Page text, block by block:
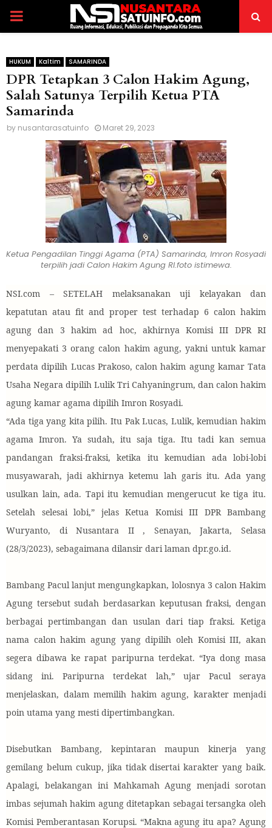
PRIMARY
HUKUM Kaltim SAMARINDA
DPR Tetapkan 3 Calon Hakim Agung,
Salah Satunya Terpilih Ketua PTA
Samarinda
by nusantarasatuinfo Maret 29, 2023
Ketua Pengadilan Tinggi Agama (PTA) Samarinda, Imron Rosyadi
terpilih jadi Calon Hakim Agung RI.foto istimewa.
NSI.com – SETELAH melaksanakan uji kelayakan dan
kepatutan atau fit and proper test terhadap 6 calon hakim
agung dan 3 hakim ad hoc, akhirnya Komisi III DPR RI
menyepakati 3 orang calon hakim agung, yakni untuk kamar
perdata dipilih Lucas Prakoso, calon hakim agung kamar Tata
Usaha Negara dipilih Lulik Tri Cahyaningrum, dan calon hakim
agung kamar agama dipilih Imron Rosyadi.
“Ada tiga yang kita pilih. Itu Pak Lucas, Lulik, kemudian hakim
agama Imron. Ya sudah, itu saja tiga. Itu tadi kan semua
pandangan fraksi-fraksi, ketika itu kemudian ada lobi-lobi
musyawarah, jadi akhirnya ketemu lah garis itu. Ada yang
usulkan lain, ada. Tapi itu kemudian mengerucut ke tiga itu.
Setelah selesai lobi,” jelas Ketua Komisi III DPR Bambang
Wuryanto, di Nusantara II , Senayan, Jakarta, Selasa
(28/3/2023), sebagaimana dilansir dari laman dpr.go.id.
Bambang Pacul lanjut mengungkapkan, lolosnya 3 calon Hakim
Agung tersebut sudah berdasarkan keputusan fraksi, dengan
berbagai pertimbangan dan usulan dari tiap fraksi. Ketiga
nama calon hakim agung yang dipilih oleh Komisi III, akan
segera dibawa ke rapat paripurna terdekat. “Iya dong masa
sidang ini. Paripurna terdekat lah,” ujar Pacul seraya
menjelaskan, dalam memilih hakim agung, karakter menjadi
poin utama yang mesti dipertimbangkan.
Disebutkan Bambang, kepintaran maupun kinerja yang
gemilang belum cukup, jika tidak disertai karakter yang baik.
Apalagi, belakangan ini Mahkamah Agung menjadi sorotan
imbas sejumah hakim agung ditetapkan sebagai tersangka oleh
Komisi Pemberantasan Korupsi. “Makna agung itu apa? Agung